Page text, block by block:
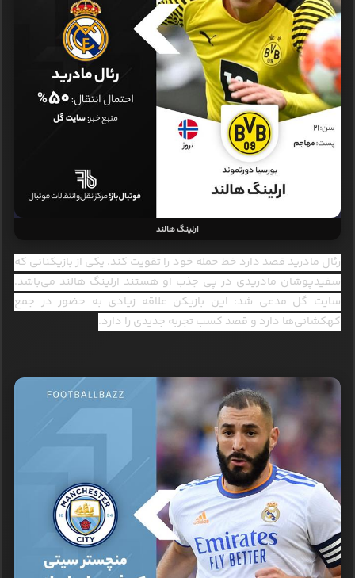
ارلینگ هالند
رئال مادرید قصد دارد خط حمله خود را تقویت کند. یکی از بازیکنانی که
سفیدپوشان مادریدی در پی جذب او هستند ارلینگ هالند می‌باشد.
سایت گل مدعی شد: این بازیکن علاقه زیادی به حضور در جمع
کهکشانی‌ها دارد و قصد کسب تجربه جدیدی را دارد.